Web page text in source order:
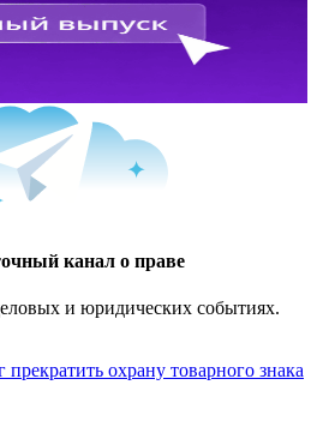
канал о праве
и юридических событиях.
охрану товарного знака